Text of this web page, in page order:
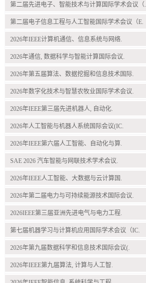
第二届先进电子、智能技术与计算国际学术会议（.
第二届电子信息工程与人工智能国际学术会议（E.
2026年IEEE计算机通信、信息系统与网络.
2026年通信, 数据科学与智能计算国际会议.
2026年第五届算法、数据挖掘和信息技术国际.
2026年数字化技术与智慧农牧业国际学术会议.
2026年IEEE第三届先进机器人, 自动化.
2026年人工智能与机器人系统国际会议(IC.
2026年IEEE第六届人工智能、自动化与算.
SAE 2026 汽车智能与网联技术学术会议.
2026年IEEE人工智能、大数据与云计算国.
2026年第二届电力与可持续能源技术国际会议.
2026IEEE第三届亚洲先进电气与电力工程.
第七届机器学习与计算机应用国际学术会议（IC.
2026年第九届数据科学和信息技术国际会议(.
2026年IEEE第九届算法, 计算与人工智.